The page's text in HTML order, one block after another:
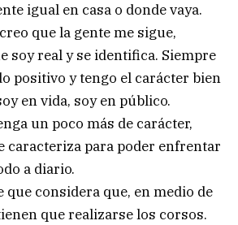
igual en casa o donde vaya.
que la gente me sigue,
soy real y se identifica. Siempre
positivo y tengo el carácter bien
en vida, soy en público.
un poco más de carácter,
caracteriza para poder enfrentar
a diario.
que considera que, en medio de
que realizarse los corsos.